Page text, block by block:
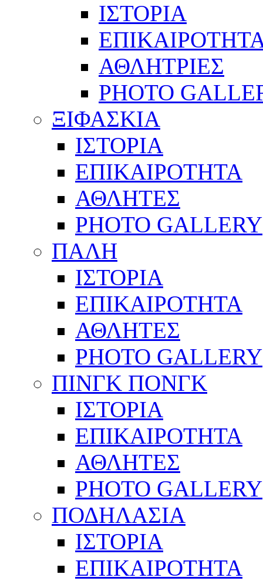
ΙΣΤΟΡΙΑ
ΑΘΛΗΤΡΙΕΣ
PHOTO
ΞΙΦΑΣΚΙΑ
ΙΣΤΟΡΙΑ
ΕΠΙΚΑΙΡΟΤΗΤΑ
ΑΘΛΗΤΕΣ
PHOTO GALLERY
ΠΑΛΗ
ΙΣΤΟΡΙΑ
ΕΠΙΚΑΙΡΟΤΗΤΑ
ΑΘΛΗΤΕΣ
PHOTO GALLERY
ΠΙΝΓΚ ΠΟΝΓΚ
ΙΣΤΟΡΙΑ
ΕΠΙΚΑΙΡΟΤΗΤΑ
ΑΘΛΗΤΕΣ
PHOTO GALLERY
ΠΟΔΗΛΑΣΙΑ
ΙΣΤΟΡΙΑ
ΕΠΙΚΑΙΡΟΤΗΤΑ